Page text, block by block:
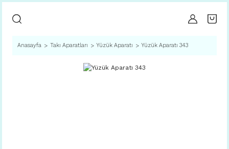
Anasayfa Takı Aparatları Yüzük Aparatı Yüzük Aparatı 343